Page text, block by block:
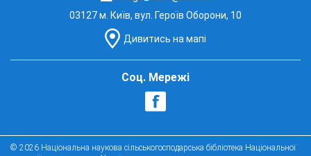
03127 м. Київ, вул. Героїв Оборони, 10
Дивитись на мапі
Соц. Мережі
© 2026 Національна наукова сільськогосподарська бібліотека Національної